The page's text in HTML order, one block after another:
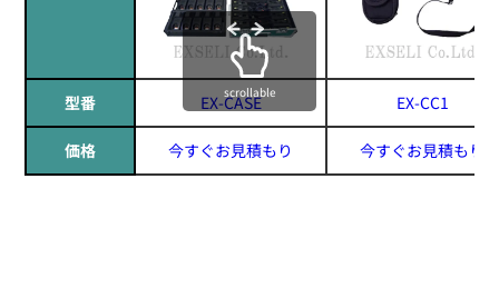
型番 EX-CASE EX-CC1
価格 今すぐお見積もり 今すぐお見積もり
scrollable